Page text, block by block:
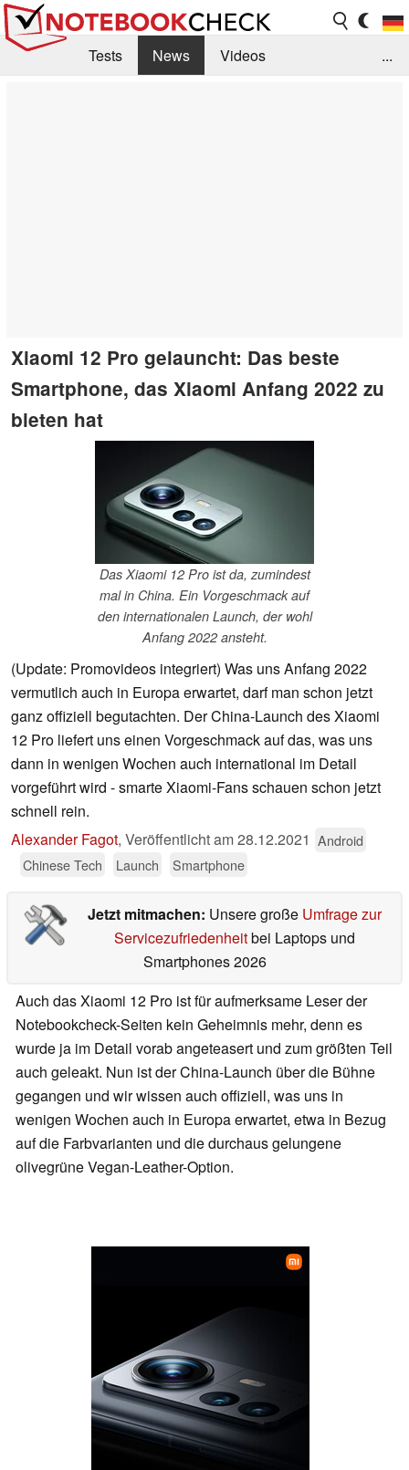
Tests News
Videos
...
Xiaomi 12 Pro gelauncht: Das beste
Smartphone, das Xiaomi Anfang 2022 zu
bieten hat
Das Xiaomi 12 Pro ist da, zumindest
mal in China. Ein Vorgeschmack auf
den internationalen Launch, der wohl
Anfang 2022 ansteht.
(Update: Promovideos integriert) Was uns Anfang 2022
vermutlich auch in Europa erwartet, darf man schon jetzt
ganz offiziell begutachten. Der China-Launch des Xiaomi
12 Pro liefert uns einen Vorgeschmack auf das, was uns
dann in wenigen Wochen auch international im Detail
vorgeführt wird - smarte Xiaomi-Fans schauen schon jetzt
schnell rein.
Alexander Fagot, Veröffentlicht am28.12.2021 Android
Chinese Tech
Launch Smartphone
Jetzt mitmachen: Unsere große Umfrage zur
Servicezufriedenheitbei Laptops und
Smartphones 2026
Auch das Xiaomi 12 Pro ist für aufmerksame Leser der
Notebookcheck-Seiten kein Geheimnis mehr, denn es
wurde ja im Detail vorab angeteasert und zum größten Teil
auch geleakt. Nun ist der China-Launch über die Bühne
gegangen und wir wissen auch offiziell, was uns in
wenigen Wochen auch in Europa erwartet, etwa in Bezug
auf die Farbvarianten und die durchaus gelungene
olivegrüne Vegan-Leather-Option.